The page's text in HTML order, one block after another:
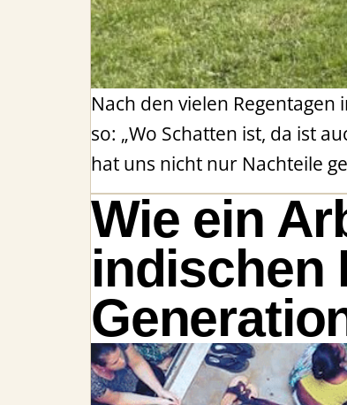
Nach den vielen
so: „Wo Schatten ist, da ist
hat uns nicht nur Nachteile
Wie ein
indischen